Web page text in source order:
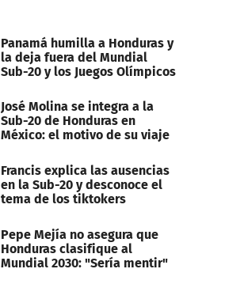
Panamá humilla a Honduras y
la deja fuera del Mundial
Sub-20 y los Juegos Olímpicos
José Molina se integra a la
Sub-20 de Honduras en
México: el motivo de su viaje
Francis explica las ausencias
en la Sub-20 y desconoce el
tema de los tiktokers
Pepe Mejía no asegura que
Honduras clasifique al
Mundial 2030: "Sería mentir"